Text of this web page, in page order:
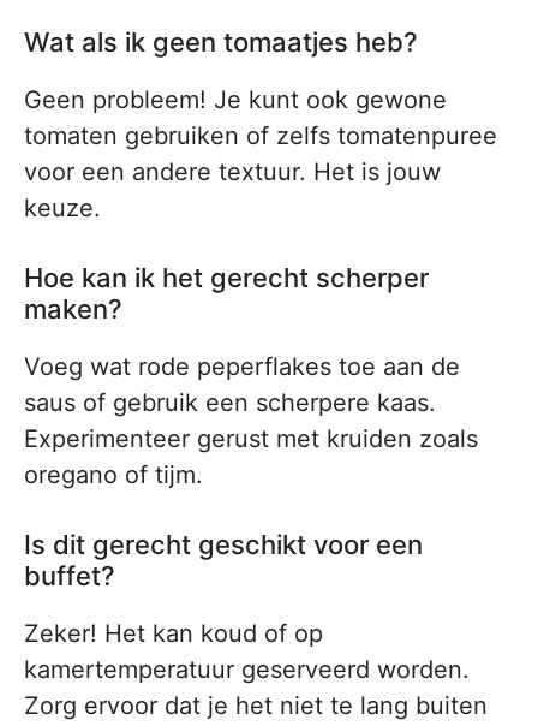
Wat als ik geen tomaatjes heb?
Geen probleem! Je kunt ook gewone
tomaten gebruiken of zelfs tomatenpuree
voor een andere textuur. Het is jouw
keuze.
Hoe kan ik het gerecht scherper
maken?
Voeg wat rode peperflakes toe aan de
saus of gebruik een scherpere kaas.
Experimenteer gerust met kruiden zoals
oregano of tijm.
Is dit gerecht geschikt voor een
buffet?
Zeker! Het kan koud of op
kamertemperatuur geserveerd worden.
Zorg ervoor dat je het niet te lang buiten